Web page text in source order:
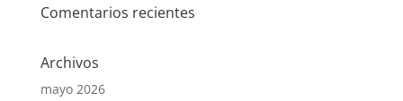
Comentarios recientes
Archivos
mayo 2026